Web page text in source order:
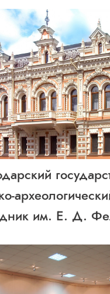
им. Е. Д.